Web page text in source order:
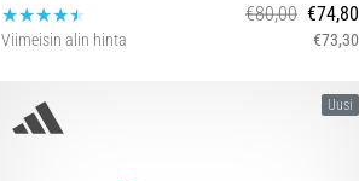
€80,00 €74,80
Viimeisin alin hinta €73,30
36 36⅔ 37⅓ 38 39⅓ 40 40⅔ 41⅓ 42 42⅔ 43⅓ 44
Uusi